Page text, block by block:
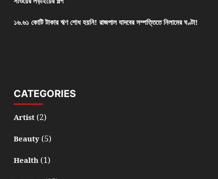
১৬.৬১ কোটি টাকার ঋণ শোধ হয়নি! রাজপাল যাদবের সম্পত্তিতে নিলামের ঘণ্টা!
CATEGORIES
Artist(2)
Beauty(5)
Health(1)